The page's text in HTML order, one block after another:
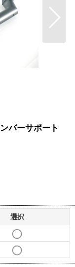
バーサポート
選択